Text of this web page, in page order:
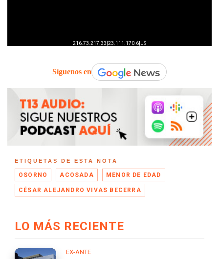
Síguenos en
ETIQUETAS DE ESTA NOTA
OSORNO ACOSADA MENOR DE EDAD
CÉSAR ALEJANDRO VIVAS BECERRA
LO MÁS RECIENTE
EX-ANTE